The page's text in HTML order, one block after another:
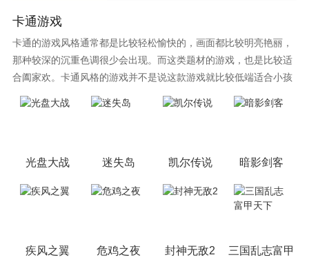
【平民or土豪，都能玩到爽】
现在市场大多数手游都是氪金玩家的天下，甚至出现游
戏充钱才能玩的下去的歪理。很多人为李泽言花个小几
千，却连手都没有牵一下的遗憾屡屡发生，但是在《精
的平衡之外，每日免费福利多多，还有更多日常活动等
待大家一起玩到爽!
卡通游戏
卡通的游戏风格通常都是比较轻松愉快的，画面都比较明亮艳丽，
那种较深的沉重色调很少会出现。而这类题材的游戏，也是比较适
合阖家欢。卡通风格的游戏并不是说这款游戏就比较低端适合小孩
子玩，因为很多游戏厂商会故意把游戏中添加进入卡通元素，这也
光盘大战 迷失岛 凯尔传说 暗影剑客
疾风之翼 危鸡之夜 封神无敌2 三国乱志富甲天